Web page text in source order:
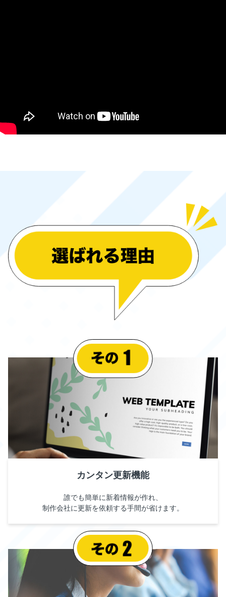
カンタン更新機能
誰でも簡単に新着情報が作れ、
制作会社に更新を依頼する手間が省けます。